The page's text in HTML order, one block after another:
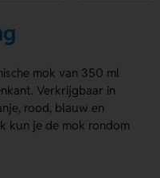
mok van 350 ml
Verkrijgbaar in
rood, blauw en
kun je de mok rondom
zoals mokken met